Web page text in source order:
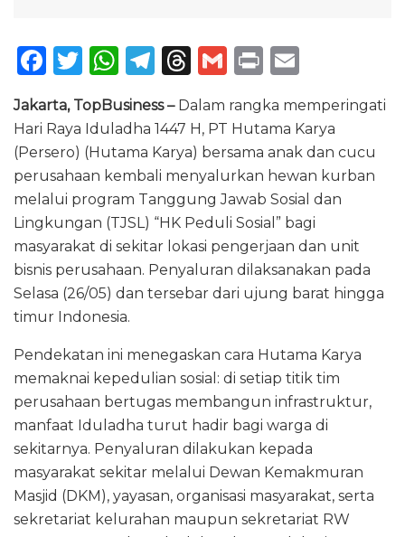
F
c
e
b
o
o
k
T
w
it
te
r
W
h
a
ts
A
p
p
T
e
g
ra
m
T
h
re
a
d
s
G
ai
l
P
ri
n
t
ai
l
Jakarta, TopBusiness –Dalam rangka memperingati
Hari Raya Iduladha 1447 H, PT Hutama Karya
(Persero) (Hutama Karya) bersama anak dan cucu
perusahaan kembali menyalurkan hewan kurban
melalui program Tanggung Jawab Sosial dan
Lingkungan (TJSL) “HK Peduli Sosial” bagi
masyarakat di sekitar lokasi pengerjaan dan unit
bisnis perusahaan. Penyaluran dilaksanakan pada
Selasa (26/05) dan tersebar dari ujung barat hingga
timur Indonesia.
Pendekatan ini menegaskan cara Hutama Karya
memaknai kepedulian sosial: di setiap titik tim
perusahaan bertugas membangun infrastruktur,
manfaat Iduladha turut hadir bagi warga di
sekitarnya. Penyaluran dilakukan kepada
masyarakat sekitar melalui Dewan Kemakmuran
Masjid (DKM), yayasan, organisasi masyarakat, serta
sekretariat kelurahan maupun sekretariat RW